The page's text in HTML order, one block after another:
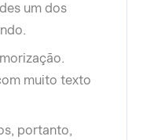
um dos
muito texto
portanto,